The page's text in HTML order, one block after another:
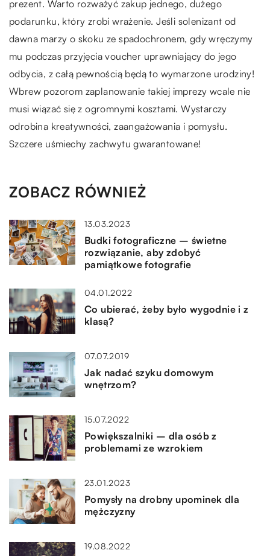
prezent. Warto rozważyć zakup jednego, dużego
podarunku, który zrobi wrażenie. Jeśli solenizant od
dawna marzy o skoku ze spadochronem, gdy wręczymy
mu podczas przyjęcia voucher uprawniający do jego
odbycia, z całą pewnością będą to wymarzone urodziny!
Wbrew pozorom zaplanowanie takiej imprezy wcale nie
musi wiązać się z ogromnymi kosztami. Wystarczy
odrobina kreatywności, zaangażowania i pomysłu.
Szczere uśmiechy zachwytu gwarantowane!
ZOBACZ RÓWNIEŻ
13.03.2023
Budki fotograficzne – świetne
rozwiązanie, aby zdobyć
pamiątkowe fotografie
04.01.2022
Co ubierać, żeby było wygodnie i z
klasą?
07.07.2019
Jak nadać szyku domowym
wnętrzom?
15.07.2022
Powiększalniki – dla osób z
problemami ze wzrokiem
23.01.2023
Pomysły na drobny upominek dla
mężczyzny
19.08.2022